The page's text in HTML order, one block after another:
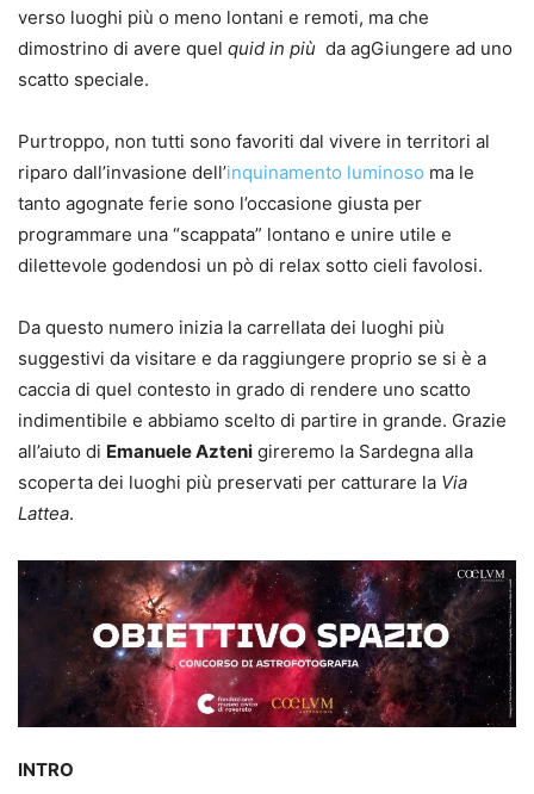
verso luoghi più o meno lontani e remoti, ma che
dimostrino di avere quel quid in più da agGiungere ad uno
scatto speciale.
Purtroppo, non tutti sono favoriti dal vivere in territori al
riparo dall’invasione dell’inquinamento luminoso ma le
tanto agognate ferie sono l’occasione giusta per
programmare una “scappata” lontano e unire utile e
dilettevole godendosi un pò di relax sotto cieli favolosi.
Da questo numero inizia la carrellata dei luoghi più
suggestivi da visitare e da raggiungere proprio se si è a
caccia di quel contesto in grado di rendere uno scatto
indimentibile e abbiamo scelto di partire in grande. Grazie
all’aiuto di Emanuele Azteni gireremo la Sardegna alla
scoperta dei luoghi più preservati per catturare la Via
Lattea.
INTRO